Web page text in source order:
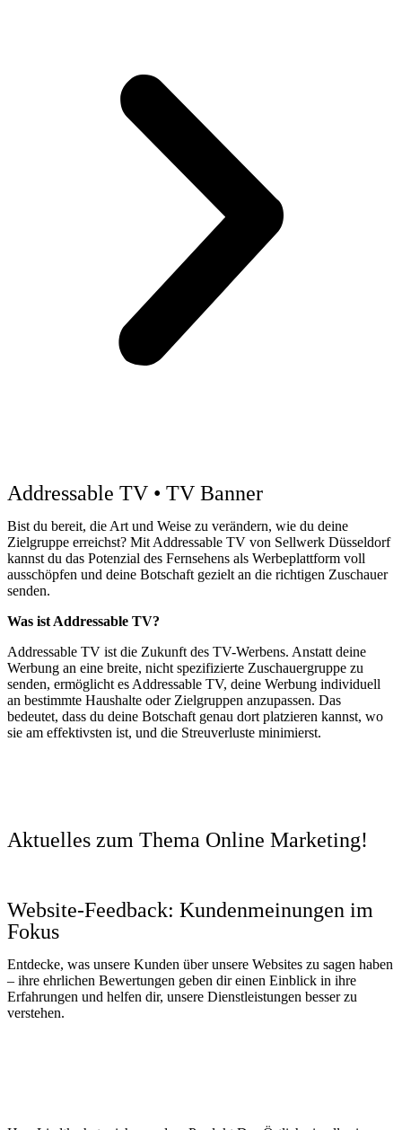
Addressable TV • TV Banner
Bist du bereit, die Art und Weise zu verändern, wie du deine
Zielgruppe erreichst? Mit Addressable TV von Sellwerk Düsseldorf
kannst du das Potenzial des Fernsehens als Werbeplattform voll
ausschöpfen und deine Botschaft gezielt an die richtigen Zuschauer
senden.
Was ist Addressable TV?
Addressable TV ist die Zukunft des TV-Werbens. Anstatt deine
Werbung an eine breite, nicht spezifizierte Zuschauergruppe zu
senden, ermöglicht es Addressable TV, deine Werbung individuell
an bestimmte Haushalte oder Zielgruppen anzupassen. Das
bedeutet, dass du deine Botschaft genau dort platzieren kannst, wo
sie am effektivsten ist, und die Streuverluste minimierst.
Aktuelles zum Thema Online Marketing!
Website-Feedback: Kundenmeinungen im
Fokus
Entdecke, was unsere Kunden über unsere Websites zu sagen haben
– ihre ehrlichen Bewertungen geben dir einen Einblick in ihre
Erfahrungen und helfen dir, unsere Dienstleistungen besser zu
verstehen.